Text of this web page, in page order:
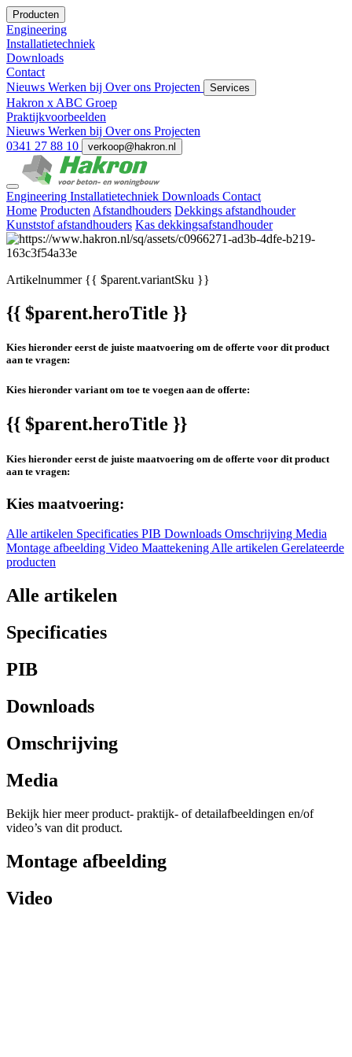
Producten
Engineering
Installatietechniek
Downloads
Contact
Nieuws Werken bij Over ons Projecten Services
Hakron x ABC Groep
Praktijkvoorbeelden
Nieuws Werken bij Over ons Projecten
0341 27 88 10
verkoop@hakron.nl
Engineering Installatietechniek Downloads Contact
Home Producten Afstandhouders Dekkings afstandhouder
Kunststof afstandhouders Kas dekkingsafstandhouder
Artikelnummer{{ $parent.variantSku }}
{{ $parent.heroTitle }}
Kies hieronder eerst de juiste maatvoering om de offerte voor dit product
aan te vragen:
Kies hieronder variant om toe te voegen aan de offerte:
{{ $parent.heroTitle }}
Kies hieronder eerst de juiste maatvoering om de offerte voor dit product
aan te vragen:
Kies maatvoering:
Alle artikelen Specificaties PIB Downloads Omschrijving Media
Montage afbeelding Video MaattekeningAlle artikelen Gerelateerde
producten
Alle artikelen
Specificaties
PIB
Downloads
Omschrijving
Media
Bekijk hier meer product- praktijk- of detailafbeeldingen en/of
video’s van dit product.
Montage afbeelding
Video